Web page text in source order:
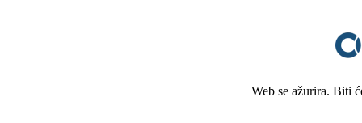
Web se ažurira. Biti